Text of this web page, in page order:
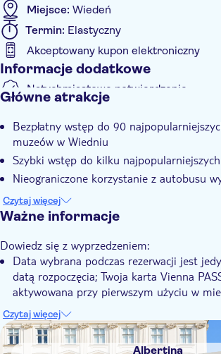
Miejsce: Wiedeń
Termin: Elastyczny
Akceptowany kupon elektroniczny
Informacje dodatkowe
Natychmiastowe potwierdzenie
Wliczone są opłaty za wstęp
Główne atrakcje
Bezpłatny wstęp do 90
muzeów w Wiedniu
Szybki wstęp do kilku
Nieograniczone korzystanie z autobusu
hop-on, hop-off Vienna Sightseeing
Różne długości wycieczek 1, 2, 3 lub 6 dni,
Czytaj więcej
Ważne informacje
Dowiedz się z wyprzedzeniem:
Data wybrana podczas rezerwacji jest
datą rozpoczęcia; Twoja karta Vienna
aktywowana przy pierwszym użyciu w
przez kolejne dni kalendarzowe (w
opcji przez 1, 2, 3 lub 6 kolejnych dni
Dzieci poniżej 6 roku życia mają wstęp
Czytaj więcej
DSA1Albertina
Albertina